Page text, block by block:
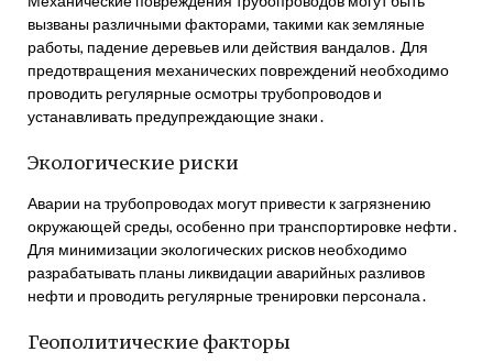
вызваны различными факторами, такими как земляные
работы, падение деревьев или действия вандалов․ Для
предотвращения механических повреждений необходимо
проводить регулярные осмотры трубопроводов и
устанавливать предупреждающие знаки․
Экологические риски
Аварии на трубопроводах могут привести к загрязнению
окружающей среды, особенно при транспортировке нефти․
Для минимизации экологических рисков необходимо
разрабатывать планы ликвидации аварийных разливов
нефти и проводить регулярные тренировки персонала․
Геополитические факторы